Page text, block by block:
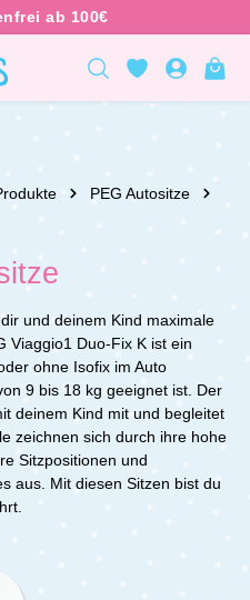
PEG Autositze
und deinem Kind maximale
Viaggio1 Duo-Fix K ist ein
ohne Isofix im Auto
9 bis 18 kg geeignet ist. Der
deinem Kind mit und begleitet
zeichnen sich durch ihre hohe
Sitzpositionen und
aus. Mit diesen Sitzen bist du